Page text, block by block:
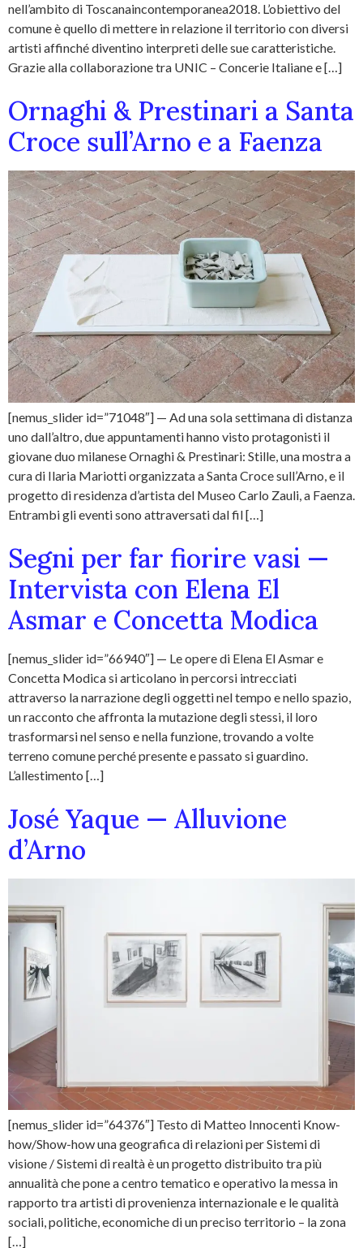
nell’ambito di Toscanaincontemporanea2018. L’obiettivo del
comune è quello di mettere in relazione il territorio con diversi
artisti affinché diventino interpreti delle sue caratteristiche.
Grazie alla collaborazione tra UNIC – Concerie Italiane e […]
Ornaghi & Prestinari a Santa
Croce sull’Arno e a Faenza
[nemus_slider id=”71048″] — Ad una sola settimana di distanza
uno dall’altro, due appuntamenti hanno visto protagonisti il
giovane duo milanese Ornaghi & Prestinari: Stille, una mostra a
cura di Ilaria Mariotti organizzata a Santa Croce sull’Arno, e il
progetto di residenza d’artista del Museo Carlo Zauli, a Faenza.
Entrambi gli eventi sono attraversati dal fil […]
Segni per far fiorire vasi —
Intervista con Elena El
Asmar e Concetta Modica
[nemus_slider id=”66940″] — Le opere di Elena El Asmar e
Concetta Modica si articolano in percorsi intrecciati
attraverso la narrazione degli oggetti nel tempo e nello spazio,
un racconto che affronta la mutazione degli stessi, il loro
trasformarsi nel senso e nella funzione, trovando a volte
terreno comune perché presente e passato si guardino.
L’allestimento […]
José Yaque — Alluvione
d’Arno
[nemus_slider id=”64376″] Testo di Matteo Innocenti Know-
how/Show-how una geografica di relazioni per Sistemi di
visione / Sistemi di realtà è un progetto distribuito tra più
annualità che pone a centro tematico e operativo la messa in
rapporto tra artisti di provenienza internazionale e le qualità
sociali, politiche, economiche di un preciso territorio – la zona
[…]